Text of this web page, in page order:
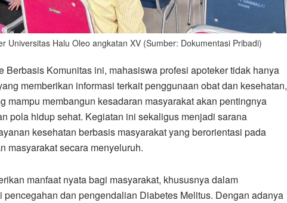
Universitas Halu Oleo angkatan XV (Sumber: Dokumentasi Pribadi)
Berbasis Komunitas ini, mahasiswa profesi apoteker tidak hanya
memberikan informasi terkait penggunaan obat dan kesehatan,
mampu membangun kesadaran masyarakat akan pentingnya
pola hidup sehat. Kegiatan ini sekaligus menjadi sarana
kesehatan berbasis masyarakat yang berorientasi pada
masyarakat secara menyeluruh.
manfaat nyata bagi masyarakat, khususnya dalam
dan pengendalian Diabetes Melitus. Dengan adanya